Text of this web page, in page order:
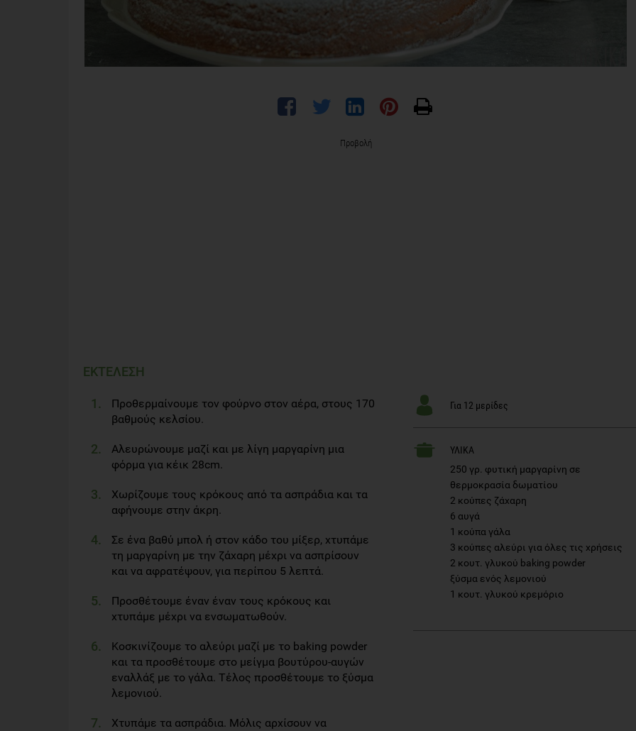
Προβολή
ΕΚΤΕΛΕΣΗ
Προθερμαίνουμε τον φούρνο στον αέρα, στους 170
βαθμούς κελσίου.
Αλευρώνουμε μαζί και με λίγη μαργαρίνη μια
φόρμα για κέικ 28cm.
Χωρίζουμε τους κρόκους από τα ασπράδια και τα
αφήνουμε στην άκρη.
Σε ένα βαθύ μπολ ή στον κάδο του μίξερ, χτυπάμε
τη μαργαρίνη με την ζάχαρη μέχρι να ασπρίσουν
και να αφρατέψουν, για περίπου 5 λεπτά.
Προσθέτουμε έναν έναν τους κρόκους και
χτυπάμε μέχρι να ενσωματωθούν.
Κοσκινίζουμε το αλεύρι μαζί με το baking powder
και τα προσθέτουμε στο μείγμα βουτύρου-αυγών
εναλλάξ με το γάλα. Τέλος προσθέτουμε το ξύσμα
λεμονιού.
Χτυπάμε τα ασπράδια. Μόλις αρχίσουν να
Για 12 μερίδες
ΥΛΙΚΑ
250 γρ. φυτική μαργαρίνη σε
θερμοκρασία δωματίου
2 κούπες ζάχαρη
6 αυγά
1 κούπα γάλα
3 κούπες αλεύρι για όλες τις χρήσεις
2 κουτ. γλυκού baking powder
ξύσμα ενός λεμονιού
1 κουτ. γλυκού κρεμόριο